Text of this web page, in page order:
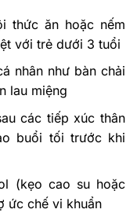
thức ăn hoặc nếm
với trẻ dưới 3 tuổi
nhân như bàn chải
lau miệng
các tiếp xúc thân
buổi tối trước khi
(kẹo cao su hoặc
ức chế vi khuẩn